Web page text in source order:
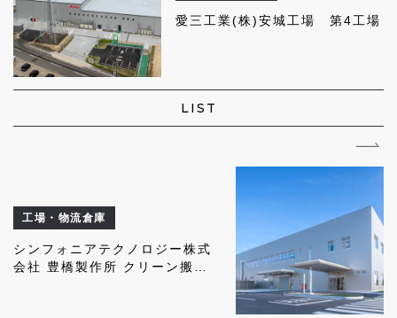
愛三工業(株)安城工場 第4工場
LIST
工場・物流倉庫
シンフォニアテクノロジー株式
会社 豊橋製作所 クリーン搬送